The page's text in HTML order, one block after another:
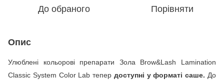
До обраного Порівняти
Опис
Улюблені кольорові препарати Зола Brow&Lash Lamination
Classic System Color Lab тепер доступні у форматі саше. До